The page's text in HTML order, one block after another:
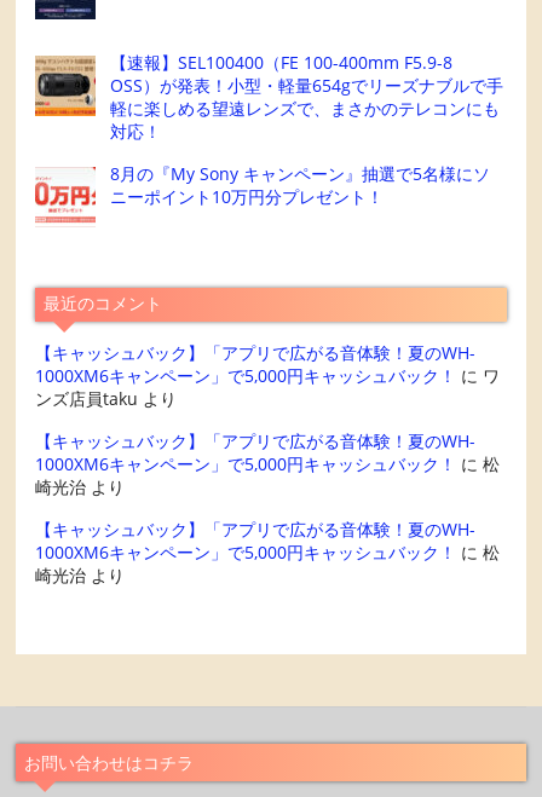
【速報】SEL100400（FE 100-400mm F5.9-8
OSS）が発表！小型・軽量654gでリーズナブルで手
軽に楽しめる望遠レンズで、まさかのテレコンにも
対応！
8月の『My Sony キャンペーン』抽選で5名様にソ
ニーポイント10万円分プレゼント！
最近のコメント
【キャッシュバック】「アプリで広がる音体験！夏のWH-
1000XM6キャンペーン」で5,000円キャッシュバック！ に ワ
ンズ店員taku より
【キャッシュバック】「アプリで広がる音体験！夏のWH-
1000XM6キャンペーン」で5,000円キャッシュバック！ に松
崎光治 より
【キャッシュバック】「アプリで広がる音体験！夏のWH-
1000XM6キャンペーン」で5,000円キャッシュバック！ に松
崎光治 より
お問い合わせはコチラ